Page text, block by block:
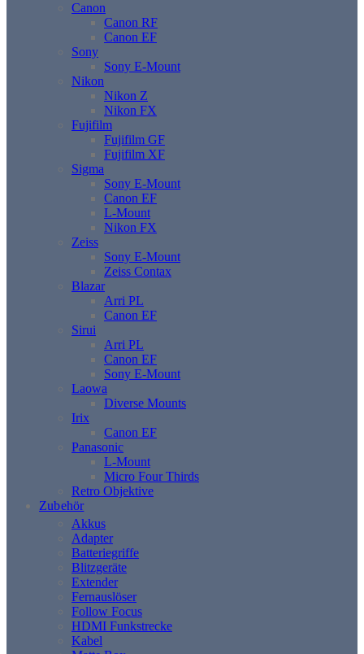
Canon
Canon RF
Canon EF
Sony
Sony E-Mount
Nikon
Nikon Z
Nikon FX
Fujifilm
Fujifilm GF
Fujifilm XF
Sigma
Sony E-Mount
Canon EF
L-Mount
Nikon FX
Zeiss
Sony E-Mount
Zeiss Contax
Blazar
Arri PL
Canon EF
Sirui
Arri PL
Canon EF
Sony E-Mount
Laowa
Diverse Mounts
Irix
Canon EF
Panasonic
L-Mount
Micro Four Thirds
Retro Objektive
Zubehör
Akkus
Adapter
Batteriegriffe
Blitzgeräte
Extender
Fernauslöser
Follow Focus
HDMI Funkstrecke
Kabel